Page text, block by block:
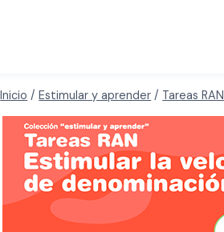
Inicio / Estimular y aprender / Tareas RAN